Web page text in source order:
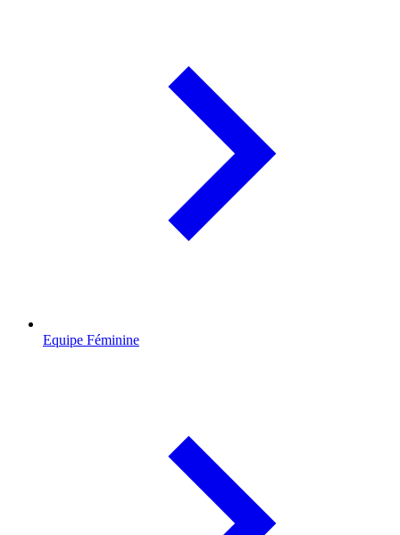
Equipe Féminine